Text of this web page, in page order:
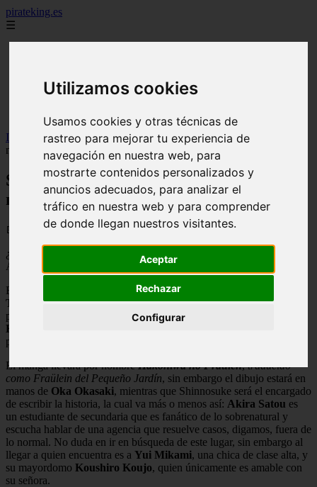
Utilizamos cookies
Usamos cookies y otras técnicas de
rastreo para mejorar tu experiencia de
navegación en nuestra web, para
mostrarte contenidos personalizados y
anuncios adecuados, para analizar el
tráfico en nuestra web y para comprender
de donde llegan nuestros visitantes.
Aceptar
Rechazar
Configurar
pirateking.es
☰
recomendaciones
Inicio
fanficonepiece >Shinnosuke Tachibana debutará con un
manga - Anime en Español
Shinnosuke Tachibana debutará con un
manga - Anime en Español
📅 08/09/2025
¿Quién dijo que los seiyuus no podían crear un manga?
Acompáñanos a conocer el caso de Shinnosuke Tachibana.
Este miércoles y a través de su blog, el seiyuu
Tachibanaa confirmado que debutará como mangaka con su
primer trabajo el cual será publicado por la revista
Kadokawa Shoten
próximo 4 de julio.
El manga llevará por nombreHakoniwa no Fraülen,traducido
como Fraülein del Pequeño Jardín, sin embargo el dibujo estará en
manos de Oka Okasaki, mientras que Shinnosuke será el encargado
de escribir la historia, la cual va más o menos así: Akira Satou es
un estudiante de secundaria que es fanático de lo sobrenatural y
escucha hablar de una agencia que resuelve casos, digamos, fuera de
lo normal. No duda en ir en búsqueda de este lugar, sin embargo al
llegar a quien encuentra es a Yui Mikami, una chica de clase alta, y
su mayordomo Koushiro Koujo, quien únicamente es amable con
su señora.